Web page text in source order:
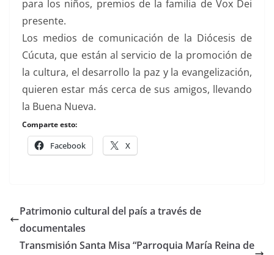
para los niños, premios de la familia de Vox Dei
presente.
Los medios de comunicación de la Diócesis de
Cúcuta, que están al servicio de la promoción de
la cultura, el desarrollo la paz y la evangelización,
quieren estar más cerca de sus amigos, llevando
la Buena Nueva.
Comparte esto:
Facebook X
Patrimonio cultural del país a través de
documentales
Transmisión Santa Misa “Parroquia María Reina de